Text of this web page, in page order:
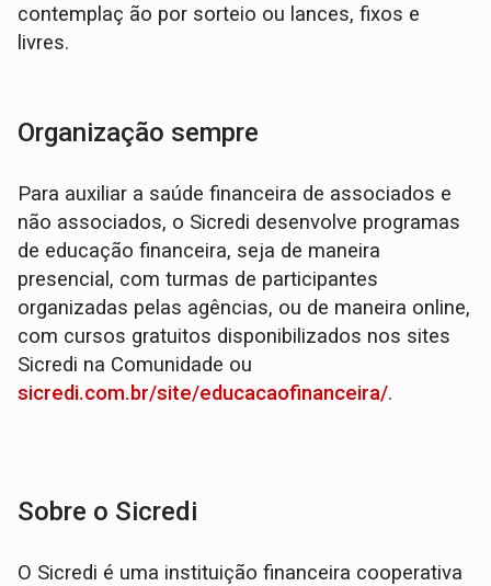
contemplaç ão por sorteio ou lances, fixos e
livres.
Organização sempre
Para auxiliar a saúde financeira de associados e
não associados, o Sicredi desenvolve programas
de educação financeira, seja de maneira
presencial, com turmas de participantes
organizadas pelas agências, ou de maneira online,
com cursos gratuitos disponibilizados nos sites
Sicredi na Comunidade ou
sicredi.com.br/site/educacaofinanceira/.
Sobre o Sicredi
O Sicredi é uma instituição financeira cooperativa